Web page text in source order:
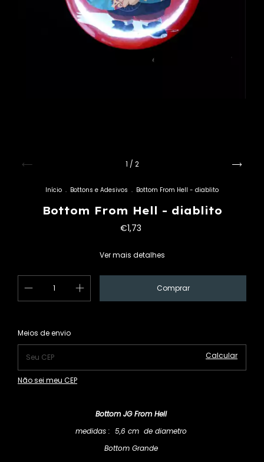
1 / 2
Início . Bottons e Adesivos . Bottom From Hell - diablito
Bottom From Hell - diablito
€1,73
Ver mais detalhes
Entregas para o CEP:
Meios de envio
Calcular
Não sei meu CEP
Bottom JG From Hell
medidas : 5,6 cm de diametro
Bottom Grande